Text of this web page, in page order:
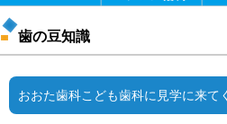
歯の豆知識
おおた歯科こども歯科に見学に来て